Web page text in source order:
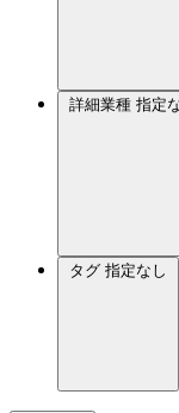
詳細業種 指定
タグ 指定なし